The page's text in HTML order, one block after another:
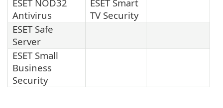
ESET NOD32
Antivirus
ESET Smart
TV Security
ESET Safe
Server
ESET Small
Business
Security